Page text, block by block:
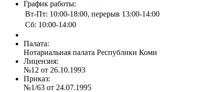
График работы:
Вт-Пт: 10:00-18:00, перерыв 13:00-14:00
Сб: 10:00-14:00
Палата:
Нотариальная палата Республики Коми
Лицензия:
№12 от 26.10.1993
Приказ:
№1/63 от 24.07.1995